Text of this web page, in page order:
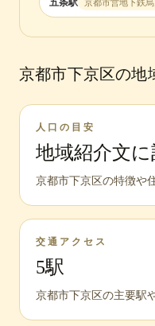
京都市下京区の地
人口の目安
地域紹介文に
京都市下京区の特徴や
交通アクセス
5駅
京都市下京区の主要駅